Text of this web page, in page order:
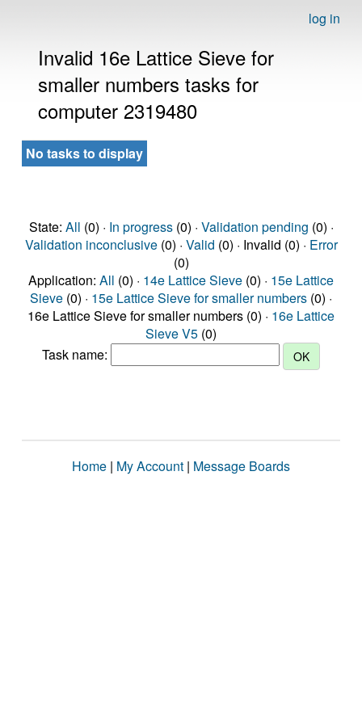
log in
Invalid 16e Lattice Sieve for
smaller numbers tasks for
computer 2319480
No tasks to display
State: All (0) · In progress(0) · Validation pending (0) ·
Validation inconclusive(0) · Valid (0) · Invalid (0) · Error
(0)
Application: All (0) · 14e Lattice Sieve (0) · 15e Lattice
Sieve (0) · 15e Lattice Sieve for smaller numbers (0) ·
16e Lattice Sieve for smaller numbers (0) · 16e Lattice
Sieve V5 (0)
Task name:
Home | My Account | Message Boards